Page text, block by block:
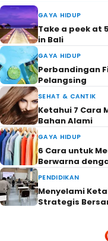
GAYA HIDUP
Take a peek at
in Bali
GAYA HIDUP
Perbandingan
Pelangsing
SEHAT & CANTIK
Ketahui 7 Cara
Bahan Alami
GAYA HIDUP
6 Cara untuk
Berwarna
PENDIDIKAN
Menyelami
Strategis